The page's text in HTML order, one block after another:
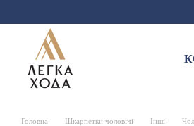
Головна Шкарпетки чоловічі Інші